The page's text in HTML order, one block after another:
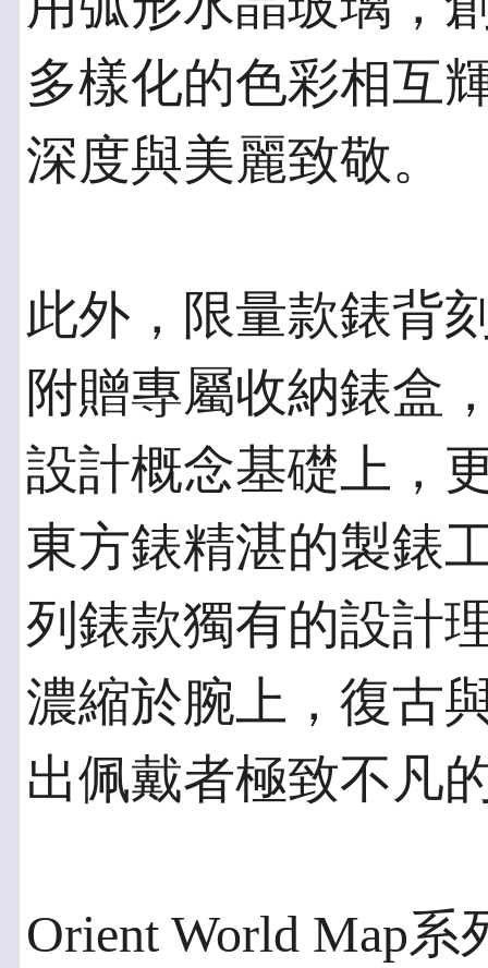
多樣化的色彩相互
深度與美麗致敬。
此外，限量款錶背
附贈專屬收納錶盒
設計概念基礎上，
東方錶精湛的製錶
列錶款獨有的設計
濃縮於腕上，復古
出佩戴者極致不凡
Orient World Map